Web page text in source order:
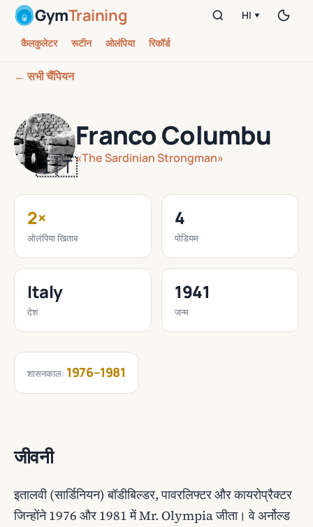
GymTraining
कैलकुलेटर रूटीन ओलंपिया रिकॉर्ड
HI ▾
← सभी चैंपियन
🇮🇹
Franco Columbu
«The Sardinian Strongman»
2×
ओलंपिया खिताब
4
पोडियम
Italy
देश
1941
जन्म
शासनकाल: 1976–1981
जीवनी
इतालवी (सार्डिनियन) बॉडीबिल्डर, पावरलिफ्टर और कायरोप्रैक्टर
जिन्होंने 1976 और 1981 में Mr. Olympia जीता। वे अर्नोल्ड